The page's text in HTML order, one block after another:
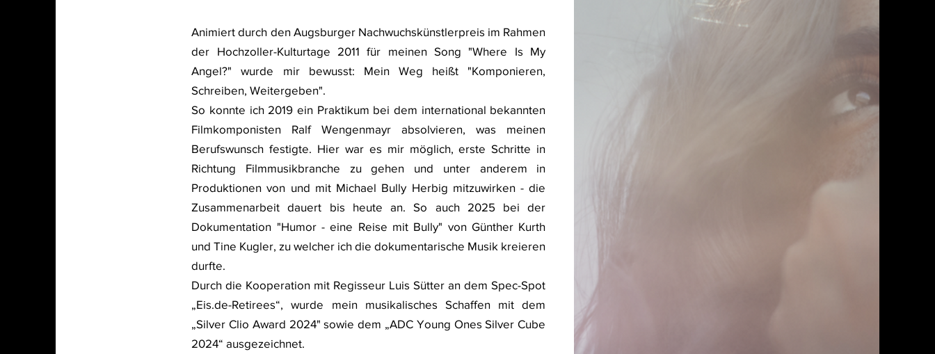
Animiert durch den Augsburger Nachwuchskünstlerpreis im Rahmen
der Hochzoller-Kulturtage 2011 für meinen Song "Where Is My
Angel?" wurde mir bewusst: Mein Weg heißt "Komponieren,
Schreiben, Weitergeben".
So konnte ich 2019 ein Praktikum bei dem international bekannten
Filmkomponisten Ralf Wengenmayr absolvieren, was meinen
Berufswunsch festigte. Hier war es mir möglich, erste Schritte in
Richtung Filmmusikbranche zu gehen und unter anderem in
Produktionen von und mit Michael Bully Herbig mitzuwirken - die
Zusammenarbeit dauert bis heute an. So auch 2025 bei der
Dokumentation "Humor - eine Reise mit Bully" von Günther Kurth
und Tine Kugler, zu welcher ich die dokumentarische Musik kreieren
durfte.
Durch die Kooperation mit Regisseur Luis Sütter an dem Spec-Spot
„Eis.de-Retirees“, wurde mein musikalisches Schaffen mit dem
„Silver Clio Award 2024" sowie dem „ADC Young Ones Silver Cube
2024“ ausgezeichnet.